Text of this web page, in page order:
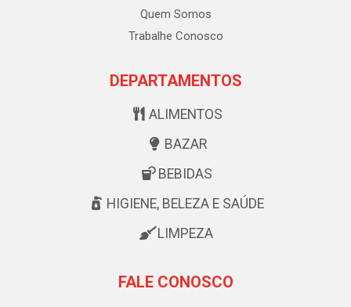
Quem Somos
Trabalhe Conosco
DEPARTAMENTOS
ALIMENTOS
BAZAR
BEBIDAS
HIGIENE, BELEZA E SAÚDE
LIMPEZA
FALE CONOSCO